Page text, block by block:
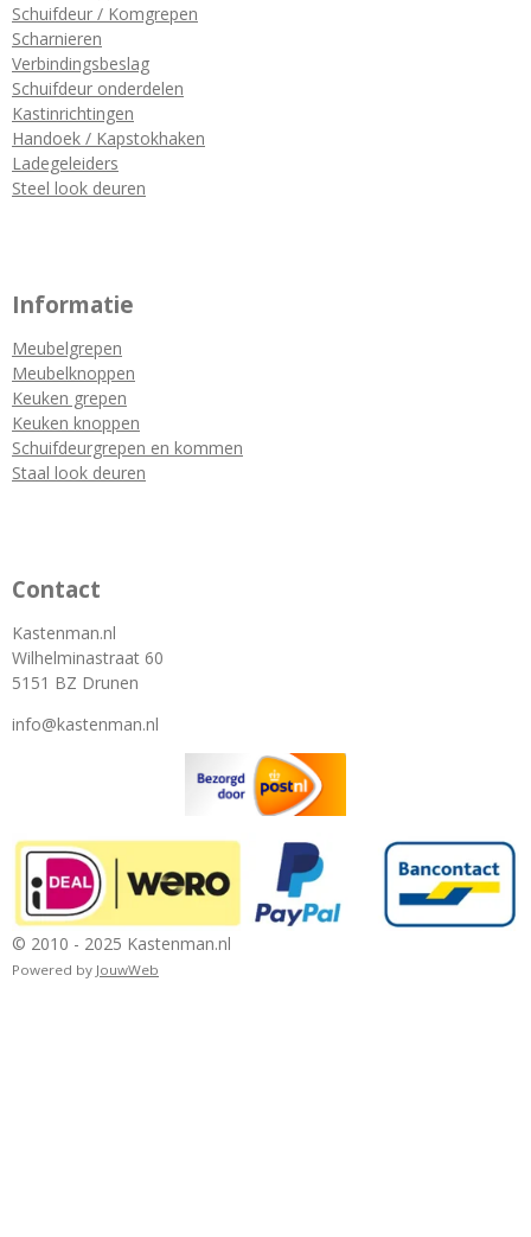
Schuifdeur / Komgrepen
Scharnieren
Verbindingsbeslag
Schuifdeur onderdelen
Kastinrichtingen
Handoek / Kapstokhaken
Ladegeleiders
Steel look deuren
Informatie
Meubelgrepen
Meubelknoppen
Keuken grepen
Keuken knoppen
Schuifdeurgrepen en kommen
Staal look deuren
Contact
Kastenman.nl
Wilhelminastraat 60
5151 BZ Drunen
info@kastenman.nl
© 2010 - 2025 Kastenman.nl
Powered by JouwWeb